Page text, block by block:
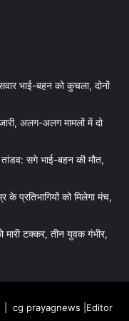
भाई-बहन को कुचला, दोनों
अलग-अलग मामलों में दो
सगे भाई-बहन की मौत,
के प्रतिभागियों को मिलेगा मंच,
मारी टक्कर, तीन युवक गंभीर,
| cg prayagnews |Editor